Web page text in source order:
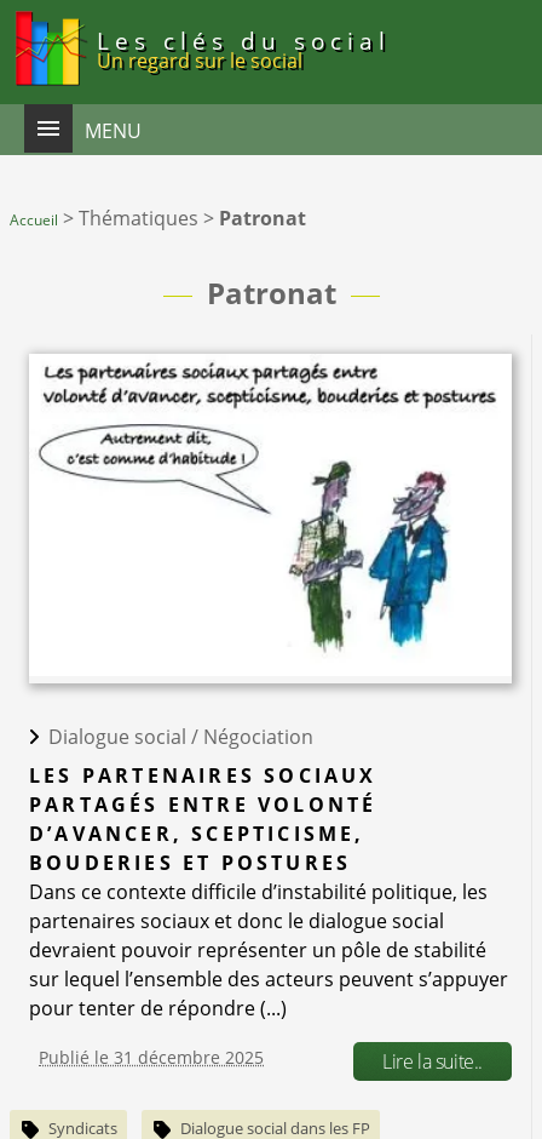
Les clés du social
Un regard sur le social
MENU
Accueil >Thématiques > Patronat
Patronat
Dialogue social / Négociation
LES PARTENAIRES SOCIAUX
PARTAGÉS ENTRE VOLONTÉ
D’AVANCER, SCEPTICISME,
BOUDERIES ET POSTURES
Dans ce contexte difficile d’instabilité politique, les
partenaires sociaux et donc le dialogue social
devraient pouvoir représenter un pôle de stabilité
sur lequel l’ensemble des acteurs peuvent s’appuyer
pour tenter de répondre (...)
Publié le 31 décembre 2025 Lire la suite..
Syndicats Dialogue social dans les FP
Panneau de gestion des cookies